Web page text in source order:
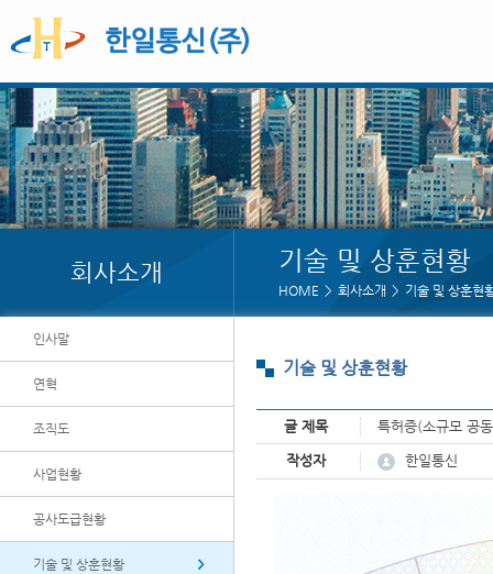
회사소개 기술 및 상훈현황
HOME 회사소개 기술 및 상훈현
인사말
연혁
조직도
사업현황
공사도급현황
기술 및 상훈현황
기술 및 상훈현황
글 제목 특허증(소규모 공
페이지 정보
작성자 한일통신